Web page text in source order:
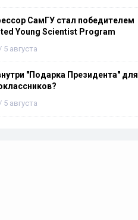
СамГУ стал победителем
Young Scientist Program
5 августа
"Подарка Президента" для
5 августа